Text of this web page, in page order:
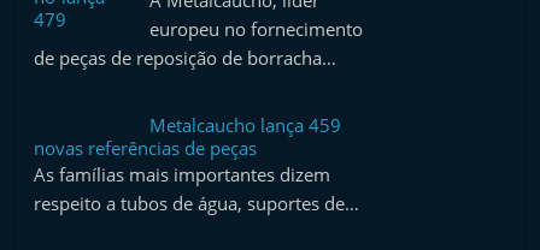
g
a
europeu no fornecimento
de peças de reposição de borracha…
Metalcaucho lança 459
novas referências de peças
As famílias mais importantes dizem
respeito a tubos de água, suportes de…